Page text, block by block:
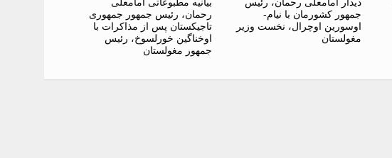
دیدار امامعلی رحمان، رئیس
جمهور کشورمان با نیام-
اوسورین اوچرال، نخست وزیر
مغولستان
بیانیه مطبوعاتی امامعلی
رحمان، رئیس جمهور جمهوری
تاجیکستان پس از مذاکرات با
اوخناگین خورلسوخ، رئیس
جمهور مغولستان